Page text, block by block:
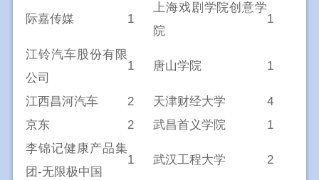
际嘉传媒 1
上海戏剧学院创意学
院
1
江铃汽车股份有限
公司
1 唐山学院 1
江西昌河汽车 2 天津财经大学
4
京东
2 武昌首义学院
1
李锦记健康产品集
团-无限极中国
1 武汉工程大学 2